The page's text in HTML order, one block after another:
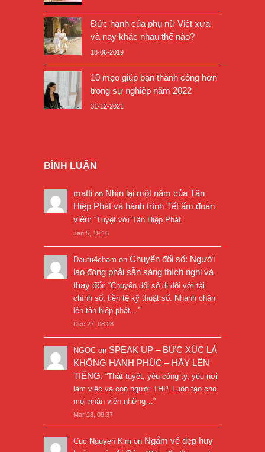
Đức hạnh của phụ nữ Việt xưa
và nay khác nhau thế nào?
18-06-2019
10 mẹo giúp bạn thành công hơn
trong sự nghiệp năm 2022
31-12-2021
BÌNH LUẬN
matti on Nhìn lại một năm của Tân
Hiệp Phát và hành trình Tết ấm đoàn
viên: “Tuyệt vời Tân Hiệp Phát”
Jan 5, 19:16
Dautu4cham on Chuyển đổi số: Người
lao động phải sẵn sàng thích nghi và
thay đổi: “Chuyển đổi số đi đôi với tài
chính số, tiền tệ kỹ thuật số. Nhanh chân
lên tân hiệp phát… ”
Dec 27, 08:28
NGỌC on SPEAK UP – BỨC XÚC LÀ
KHÔNG HẠNH PHÚC – HÃY LÊN
TIẾNG: “Thật tuyệt, yêu công ty, yêu nơi
làm việc và con người THP. Luôn tạo cho
mọi nhân viên những… ”
Mar 28, 09:37
Cuc Nguyen Kim on Ngắm vẻ đẹp huy